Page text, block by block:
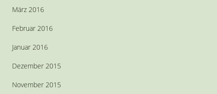
März 2016
Februar 2016
Januar 2016
Dezember 2015
November 2015